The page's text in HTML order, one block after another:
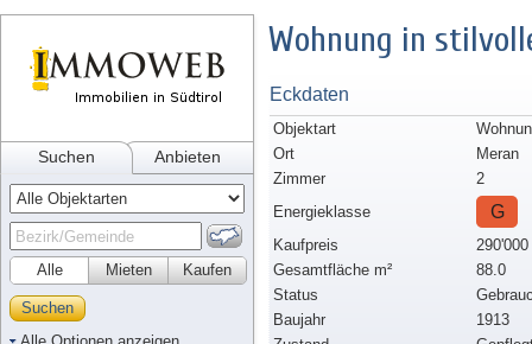
Suchen Anbieten
Alle Kaufen
Mieten
Suchen
Wohnung in
Eckdaten
Objektart
Ort
Meran
Zimmer
2
Energieklasse
G
Kaufpreis
290'000
Gesamtfläche m²
88.0
Status
Baujahr
1913